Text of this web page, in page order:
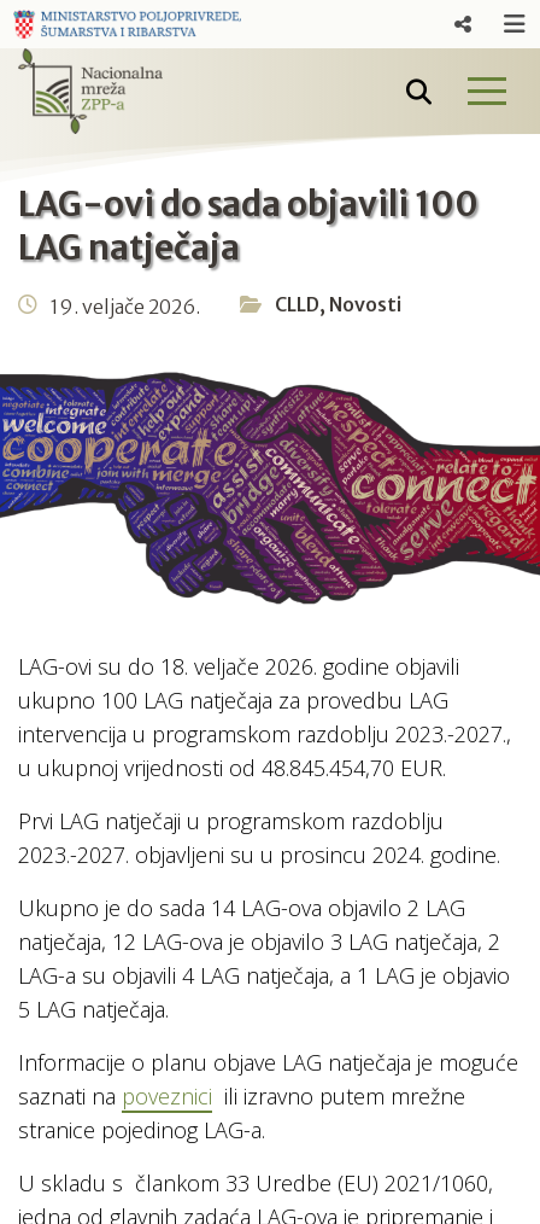
LAG-ovi do sada objavili 100
LAG natječaja
19. veljače 2026. CLLD, Novosti
LAG-ovi su do 18. veljače 2026. godine objavili
ukupno 100 LAG natječaja za provedbu LAG
intervencija u programskom razdoblju 2023.-2027.,
u ukupnoj vrijednosti od 48.845.454,70 EUR.
Prvi LAG natječaji u programskom razdoblju
2023.-2027. objavljeni su u prosincu 2024. godine.
Ukupno je do sada 14 LAG-ova objavilo 2 LAG
natječaja, 12 LAG-ova je objavilo 3 LAG natječaja, 2
LAG-a su objavili 4 LAG natječaja, a 1 LAG je objavio
5 LAG natječaja.
Informacije o planu objave LAG natječaja je moguće
saznati na poveznici ili izravno putem mrežne
stranice pojedinog LAG-a.
U skladu s člankom 33 Uredbe (EU) 2021/1060,
jedna od glavnih zadaća LAG-ova je pripremanje i